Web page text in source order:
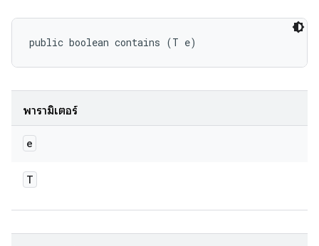
public boolean contains (T e)
พารามิเตอร์
e
T